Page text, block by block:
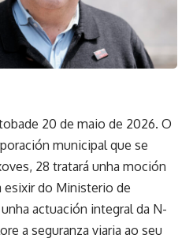
20 de maio de 2026. O
municipal que se
28 tratará unha moción
esixir do Ministerio de
actuación integral da N-
a seguranza viaria ao seu